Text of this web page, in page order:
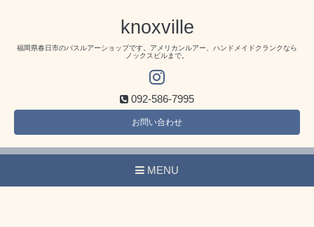
knoxville
福岡県春日市のバスルアーショップです。アメリカンルアー、ハンドメイドクランクなら
ノックスビルまで。
092-586-7995
お問い合わせ
MENU